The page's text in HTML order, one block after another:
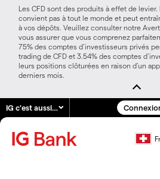
Les CFD sont des produits à effet de levier.
convient pas à tout le monde et peut
à vos dépôts. Veuillez consulter notre
vous assurer que vous comprenez
75% des comptes d’investisseurs privés
trading de CFD et 3.54% des comptes
leurs positions clôturées en raison d’un
derniers mois.
IG c'est aussi…